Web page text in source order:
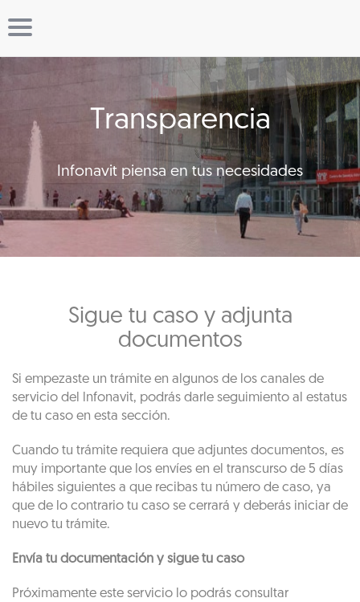
Transparencia
Infonavit piensa en tus necesidades
Sigue tu caso y adjunta
documentos
Si empezaste un trámite en algunos de los canales de
servicio del lnfonavit, podrás darle seguimiento al estatus
de tu caso en esta sección.
Cuando tu trámite requiera que adjuntes documentos, es
muy importante que los envíes en el transcurso de 5 días
hábiles siguientes a que recibas tu número de caso, ya
que de lo contrario tu caso se cerrará y deberás iniciar de
nuevo tu trámite.
Envía tu documentación y sigue tu caso
Próximamente este servicio lo podrás consultar